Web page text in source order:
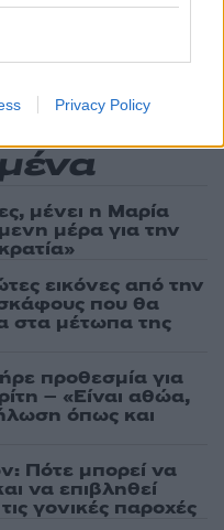
Privacy Policy
στην Κυψέλη
πώς έγινε
που
μένει η Μαρία
μέρα για την
εικόνες από την
που θα
στα μέτωπα της
προθεσμία για
– «Είναι αθώα,
όπως και
Πότε μπορεί να
να επιβληθεί
γονικές παροχές